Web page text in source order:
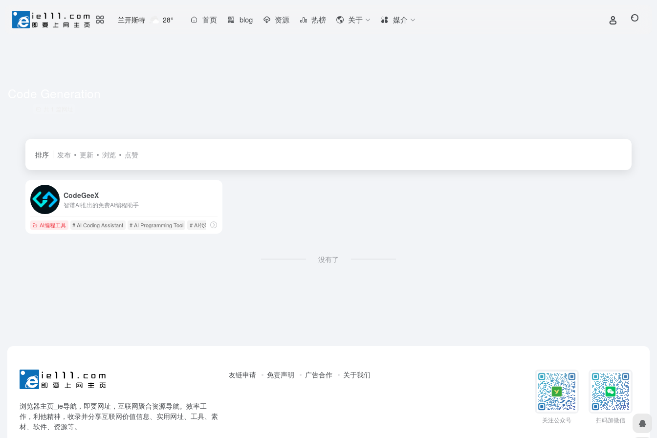
兰开斯特 28° 首页 blog 资源 热榜 关于 媒介
排序 发布 更新 浏览 点赞
CodeGeeX
智谱AI推出的免费AI编程助手
AI编程工具 # AI Coding Assistant # AI Programming Tool # AI代码生成
没有了
浏览器主页_ie导航，即要网址，互联网聚合资源导航。效率工
作，利他精神，收录并分享互联网价值信息、实用网址、工具、素
材、软件、资源等。
友链申请 免责声明 广告合作 关于我们
关注公众号 扫码加微信